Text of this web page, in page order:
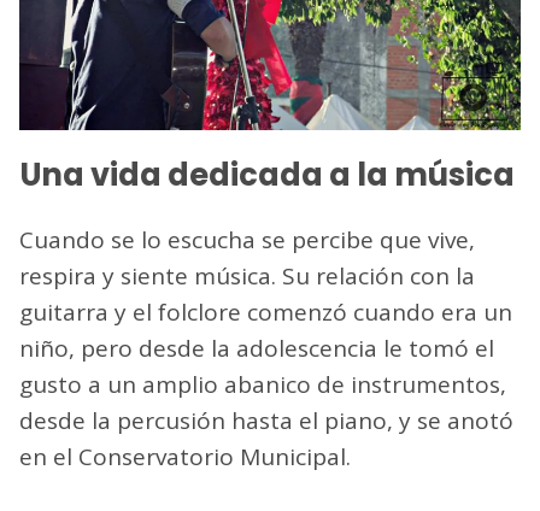
Una vida dedicada a la música
Cuando se lo escucha se percibe que vive,
respira y siente música. Su relación con la
guitarra y el folclore comenzó cuando era un
niño, pero desde la adolescencia le tomó el
gusto a un amplio abanico de instrumentos,
desde la percusión hasta el piano, y se anotó
en el Conservatorio Municipal.